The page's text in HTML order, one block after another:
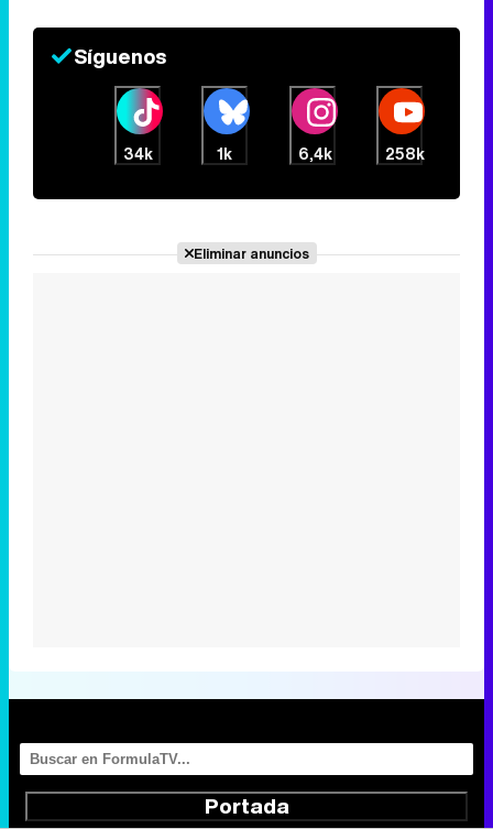
Síguenos
34k 1k 6,4k 258k
Eliminar anuncios
Portada